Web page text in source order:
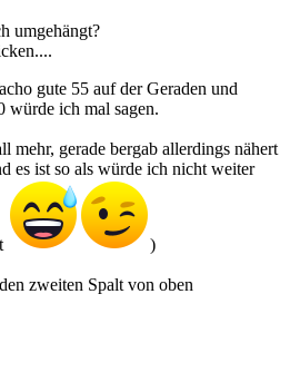
umgehängt?
gute 55 auf der Geraden und
würde ich mal sagen.
mehr, gerade bergab allerdings nähert
es ist so als würde ich nicht weiter
)
zweiten Spalt von oben